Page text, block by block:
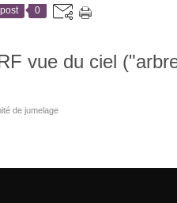
0
vue du ciel
de jumelage